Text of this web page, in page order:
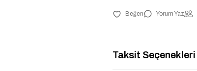
Yorum Yaz
Taksit Seçenekleri